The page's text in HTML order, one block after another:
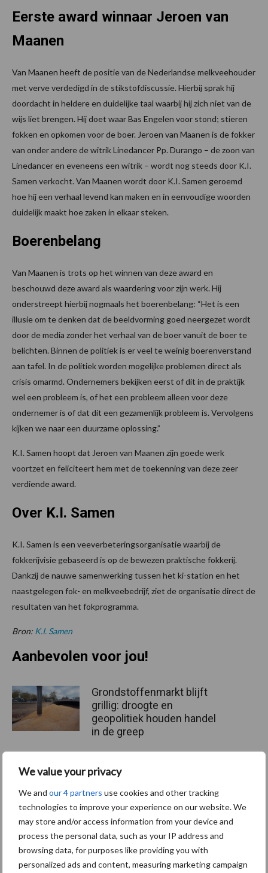
We value your privacy
We and our 4 partners use cookies and other tracking
technologies to improve your experience on our website. We
may store and/or access information from your device and
process the personal data, such as your IP address and
browsing data, for purposes like providing you with
personalized ads and content, measuring marketing campaign
Eerste award winnaar Jeroen van
Maanen
Van Maanen heeft de positie van de Nederlandse melkveehouder
met verve verdedigd in de stikstofdiscussie. Hierbij sprak hij
doordacht in heldere en duidelijke taal waarbij hij zich niet van de
wijs liet brengen. Hij doet waar Bas Engelen voor stond; stieren
fokken en opkomen voor de boer. Jeroen van Maanen is de fokker
van onder andere de witrik Linedancer Pp. Durango – de zoon van
Linedancer en eveneens een witrik – wordt nog steeds door K.I.
Samen verkocht. Van Maanen wordt door K.I. Samen geroemd
hoe hij een verhaal levend kan maken en in eenvoudige woorden
duidelijk maakt hoe zaken in elkaar steken.
Boerenbelang
Van Maanen is trots op het winnen van deze award en
beschouwd deze award als waardering voor zijn werk. Hij
onderstreept hierbij nogmaals het boerenbelang: “Het is een
illusie om te denken dat de beeldvorming goed neergezet wordt
door de media zonder het verhaal van de boer vanuit de boer te
belichten. Binnen de politiek is er veel te weinig boerenverstand
aan tafel. In de politiek worden mogelijke problemen direct als
crisis omarmd. Ondernemers bekijken eerst of dit in de praktijk
wel een probleem is, of het een probleem alleen voor deze
ondernemer is of dat dit een gezamenlijk probleem is. Vervolgens
kijken we naar een duurzame oplossing.”
K.I. Samen hoopt dat Jeroen van Maanen zijn goede werk
voortzet en feliciteert hem met de toekenning van deze zeer
verdiende award.
Over K.I. Samen
K.I. Samen is een veeverbeteringsorganisatie waarbij de
fokkerijvisie gebaseerd is op de bewezen praktische fokkerij.
Dankzij de nauwe samenwerking tussen het ki-station en het
naastgelegen fok- en melkveebedrijf, ziet de organisatie direct de
resultaten van het fokprogramma.
Bron: K.I. Samen
Aanbevolen voor jou!
Grondstoffenmarkt blijft
grillig: droogte en
geopolitiek houden handel
in de greep
De speenhuid: een vaak
voor mastitis
ForFarmers ziet volume en
marktaandeel groeien in